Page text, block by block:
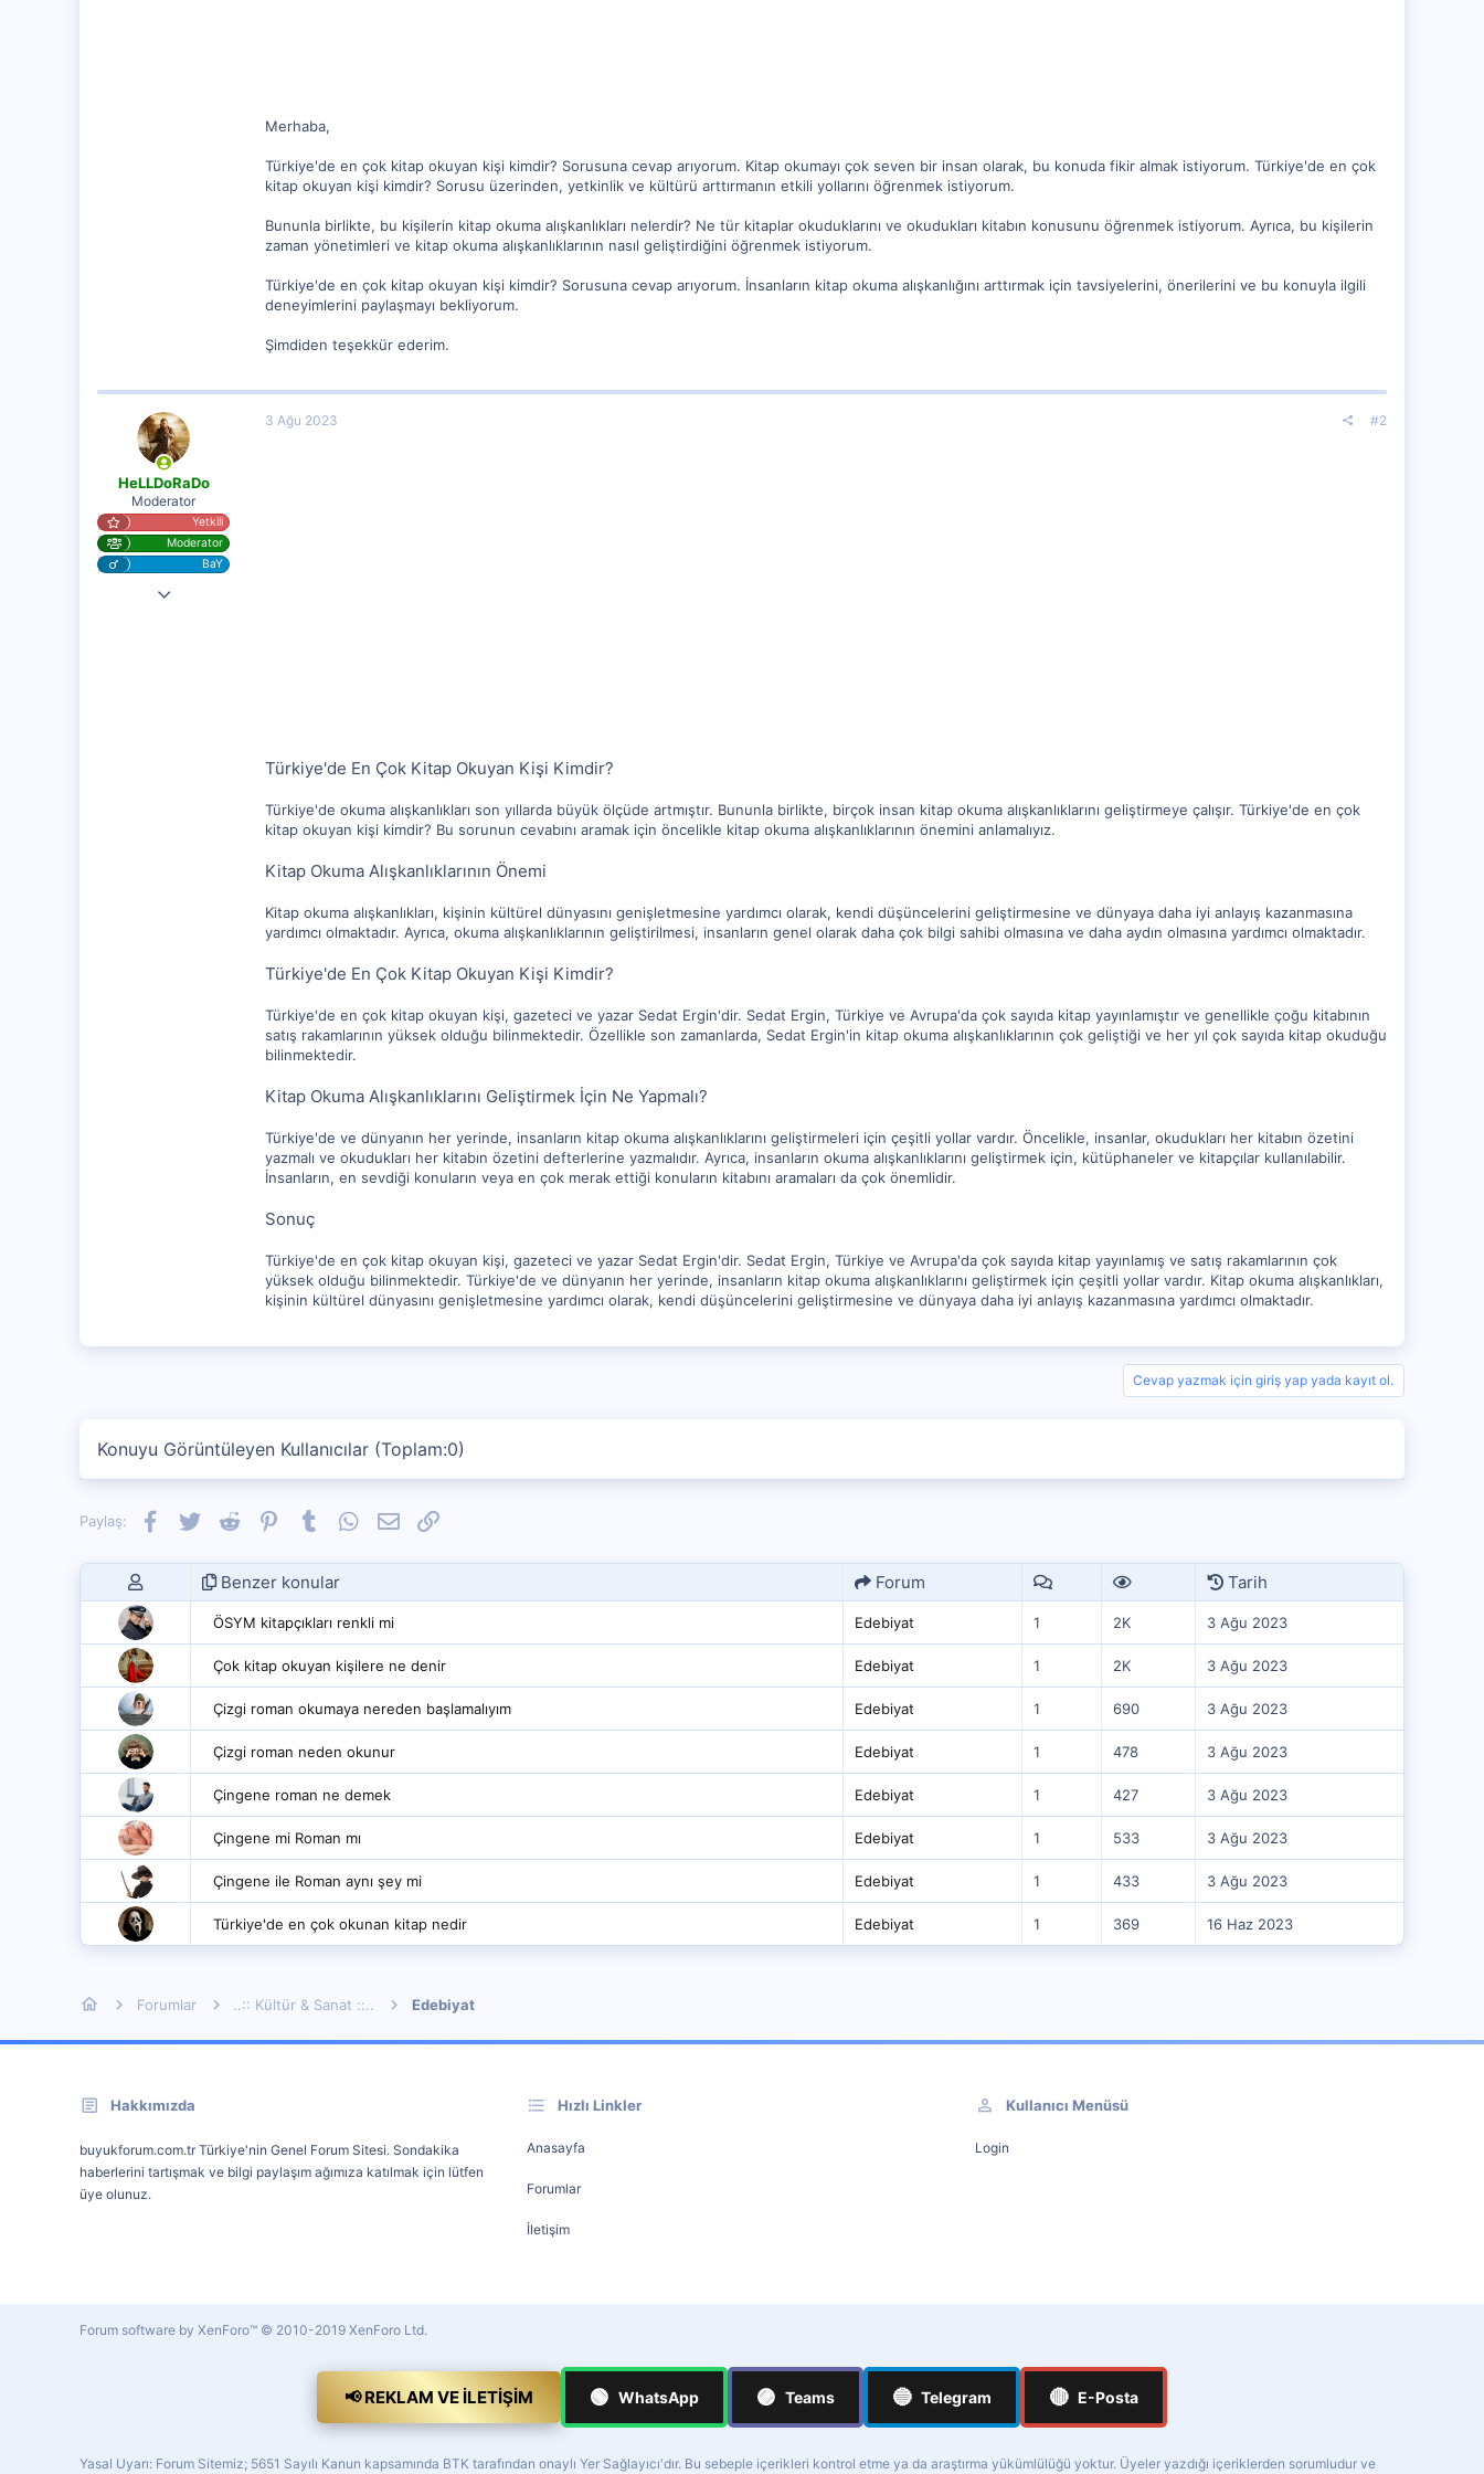
Merhaba,
Türkiye'de en çok kitap okuyan kişi kimdir? Sorusuna cevap arıyorum. Kitap okumayı çok seven bir insan olarak, bu konuda fikir almak istiyorum. Türkiye'de en çok
kitap okuyan kişi kimdir? Sorusu üzerinden, yetkinlik ve kültürü arttırmanın etkili yollarını öğrenmek istiyorum.
Bununla birlikte, bu kişilerin kitap okuma alışkanlıkları nelerdir? Ne tür kitaplar okuduklarını ve okudukları kitabın konusunu öğrenmek istiyorum. Ayrıca, bu kişilerin
zaman yönetimleri ve kitap okuma alışkanlıklarının nasıl geliştirdiğini öğrenmek istiyorum.
Türkiye'de en çok kitap okuyan kişi kimdir? Sorusuna cevap arıyorum. İnsanların kitap okuma alışkanlığını arttırmak için tavsiyelerini, önerilerini ve bu konuyla ilgili
deneyimlerini paylaşmayı bekliyorum.
Şimdiden teşekkür ederim.
HeLLDoRaDo
Moderator
Yetkili
Moderator
BaY
4 Nis 2023
3 Ağu 2023 #2
Türkiye'de En Çok Kitap Okuyan Kişi Kimdir?
Türkiye'de okuma alışkanlıkları son yıllarda büyük ölçüde artmıştır. Bununla birlikte, birçok insan kitap okuma alışkanlıklarını geliştirmeye çalışır. Türkiye'de en çok
kitap okuyan kişi kimdir? Bu sorunun cevabını aramak için öncelikle kitap okuma alışkanlıklarının önemini anlamalıyız.
Kitap Okuma Alışkanlıklarının Önemi
Kitap okuma alışkanlıkları, kişinin kültürel dünyasını genişletmesine yardımcı olarak, kendi düşüncelerini geliştirmesine ve dünyaya daha iyi anlayış kazanmasına
yardımcı olmaktadır. Ayrıca, okuma alışkanlıklarının geliştirilmesi, insanların genel olarak daha çok bilgi sahibi olmasına ve daha aydın olmasına yardımcı olmaktadır.
Türkiye'de En Çok Kitap Okuyan Kişi Kimdir?
Türkiye'de en çok kitap okuyan kişi, gazeteci ve yazar Sedat Ergin'dir. Sedat Ergin, Türkiye ve Avrupa'da çok sayıda kitap yayınlamıştır ve genellikle çoğu kitabının
satış rakamlarının yüksek olduğu bilinmektedir. Özellikle son zamanlarda, Sedat Ergin'in kitap okuma alışkanlıklarının çok geliştiği ve her yıl çok sayıda kitap okuduğu
bilinmektedir.
Kitap Okuma Alışkanlıklarını Geliştirmek İçin Ne Yapmalı?
Türkiye'de ve dünyanın her yerinde, insanların kitap okuma alışkanlıklarını geliştirmeleri için çeşitli yollar vardır. Öncelikle, insanlar, okudukları her kitabın özetini
yazmalı ve okudukları her kitabın özetini defterlerine yazmalıdır. Ayrıca, insanların okuma alışkanlıklarını geliştirmek için, kütüphaneler ve kitapçılar kullanılabilir.
İnsanların, en sevdiği konuların veya en çok merak ettiği konuların kitabını aramaları da çok önemlidir.
Sonuç
Türkiye'de en çok kitap okuyan kişi, gazeteci ve yazar Sedat Ergin'dir. Sedat Ergin, Türkiye ve Avrupa'da çok sayıda kitap yayınlamış ve satış rakamlarının çok
yüksek olduğu bilinmektedir. Türkiye'de ve dünyanın her yerinde, insanların kitap okuma alışkanlıklarını geliştirmek için çeşitli yollar vardır. Kitap okuma alışkanlıkları,
kişinin kültürel dünyasını genişletmesine yardımcı olarak, kendi düşüncelerini geliştirmesine ve dünyaya daha iyi anlayış kazanmasına yardımcı olmaktadır.
Cevap yazmak için giriş yap yada kayıt ol.
Konuyu Görüntüleyen Kullanıcılar (Toplam:0)
Paylaş: Facebook
TwitterReddit PinterestTumblrWhatsApp
E-postaLink
Benzer konular Forum Tarih
ÖSYM kitapçıkları renkli mi Edebiyat 1 2K 3 Ağu 2023
Çok kitap okuyan kişilere ne denir Edebiyat 1 2K 3 Ağu 2023
Çizgi roman okumaya nereden başlamalıyım Edebiyat 1 690 3 Ağu 2023
Çizgi roman neden okunur Edebiyat 1 478 3 Ağu 2023
Çingene roman ne demek Edebiyat 1 427 3 Ağu 2023
Çingene mi Roman mı Edebiyat 1 533 3 Ağu 2023
Çingene ile Roman aynı şey mi Edebiyat 1 433 3 Ağu 2023
Türkiye'de en çok okunan kitap nedir Edebiyat 1 369 16 Haz 2023
Forumlar ..:: Kültür & Sanat ::.. Edebiyat
Hakkımızda
buyukforum.com.tr Türkiye'nin Genel Forum Sitesi. Sondakika
haberlerini tartışmak ve bilgi paylaşım ağımıza katılmak için lütfen
üye olunuz.
Hızlı Linkler
Anasayfa
Forumlar
İletişim
Kullanıcı Menüsü
Login
Forum software by XenForo™ © 2010-2019 XenForo Ltd.
📢 REKLAM VE İLETIŞIM 🟢 WhatsApp 🟣 Teams 🔵 Telegram 🔴 E-Posta
Yasal Uyarı: Forum Sitemiz; 5651 Sayılı Kanun kapsamında BTK tarafından onaylı Yer Sağlayıcı'dır. Bu sebeple içerikleri kontrol etme ya da araştırma yükümlülüğü yoktur. Üyeler yazdığı içeriklerden sorumludur ve